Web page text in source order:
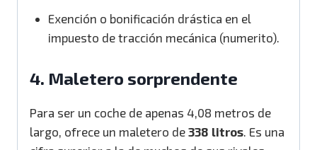
Exención o bonificación drástica en el
impuesto de tracción mecánica (numerito).
4. Maletero sorprendente
Para ser un coche de apenas 4,08 metros de
largo, ofrece un maletero de 338 litros . Es una